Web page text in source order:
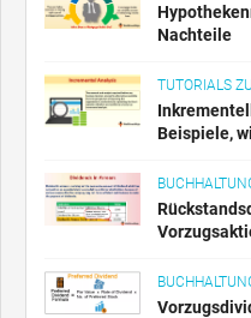
Nachteile
TUTORIALS
Beispiele,